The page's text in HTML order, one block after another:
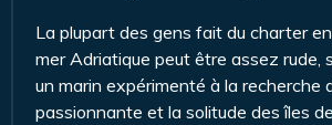
La plupart des gens fait du charter
mer Adriatique peut être assez rude,
un marin expérimenté à la recherche
passionnante et la solitude des îles